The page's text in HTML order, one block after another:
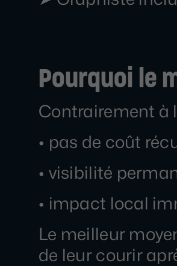
Pourquoi le
Contrairement à
• pas de coût
• visibilité
• impact local
Le meilleur
de leur courir